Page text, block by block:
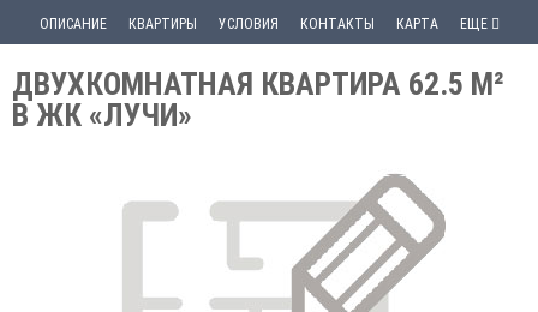
ОПИСАНИЕ КВАРТИРЫ УСЛОВИЯ КОНТАКТЫ КАРТА ЕЩЕ
ДВУХКОМНАТНАЯ КВАРТИРА 62.5 М²
В ЖК «ЛУЧИ»